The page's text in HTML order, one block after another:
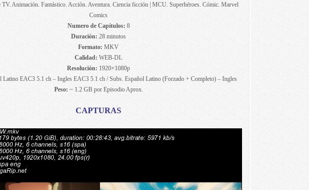
TV. Animación. Fantástico. Acción. Aventura. Ciencia ficción | MCU. Superhéroes. Cómic. Marvel
Comics
Numero de Capítulos: 8
Duración: 28 minutos
Formato: MKV
Calidad: WEB-DL
Resolución: 1920×1080p
Latino EAC3 5.1 ch – Ingles EAC3 5.1 ch / Subs. Español Latino (Forzado + Completo) – Ingles
Peso: ~ 1.2 GB por Episodio Aprox.
CAPTURAS